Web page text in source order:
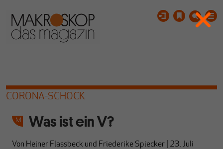
CORONA-SCHOCK
Was ist ein V?
Von Heiner Flassbeck und Friederike Spiecker
23. Juli